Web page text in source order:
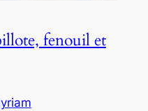
fenouil et